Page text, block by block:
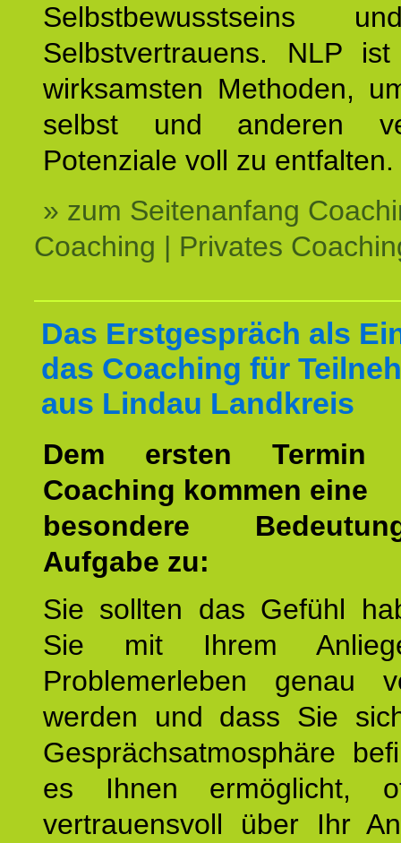
Selbstbewusstseins
Selbstvertrauens. NLP
wirksamsten Methoden,
selbst und anderen
Potenziale voll zu entfalten.
» zum Seitenanfang
Coaching | Privates
Das Erstgespräch als
das Coaching für
aus Lindau Landkreis
Dem ersten
Coaching kommen eine
besondere
Aufgabe zu:
Sie sollten das Gefühl
Sie mit Ihrem
Problemerleben genau
werden und dass Sie
Gesprächsatmosphäre
es Ihnen ermöglicht,
vertrauensvoll über Ihr